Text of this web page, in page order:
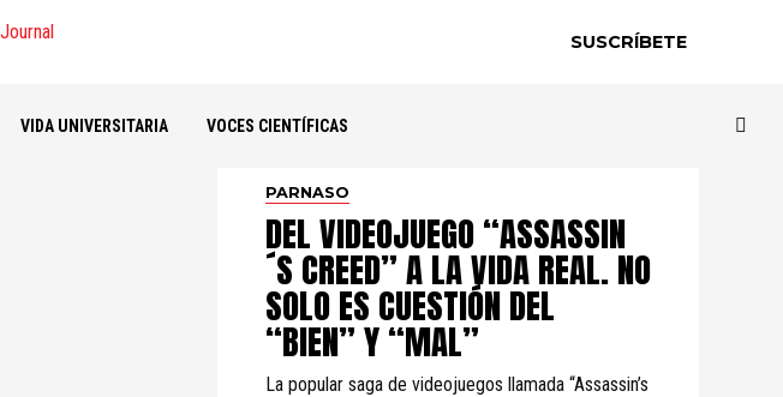
SUSCRÍBETE
VIDA UNIVERSITARIA VOCES CIENTÍFICAS
PARNASO
DEL VIDEOJUEGO “ASSASSIN
´S CREED” A LA VIDA REAL. NO
SOLO ES CUESTIÓN DEL
“BIEN” Y “MAL”
La popular saga de videojuegos llamada “Assassin’s